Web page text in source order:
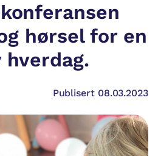
hørsel for en
Publisert 08.03.2023